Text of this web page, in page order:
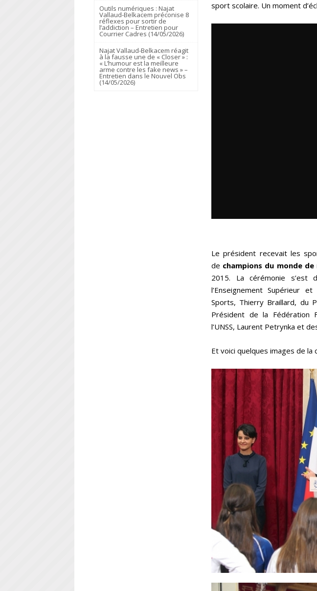
sport scolaire. Un moment
Le président recevait les
de champions du monde
2015. La cérémonie s’est
l’Enseignement Supérieur
Sports, Thierry Braillard, du
Président de la Fédération
l’UNSS, Laurent Petrynka et
Et voici quelques images de la
Outils numériques : Najat
Vallaud-Belkacem préconise 8
réflexes pour sortir de
l’addiction – Entretien pour
Courrier Cadres (14/05/2026)
Najat Vallaud-Belkacem réagit
à la fausse une de « Closer » :
« L’humour est la meilleure
arme contre les fake news » –
Entretien dans le Nouvel Obs
(14/05/2026)